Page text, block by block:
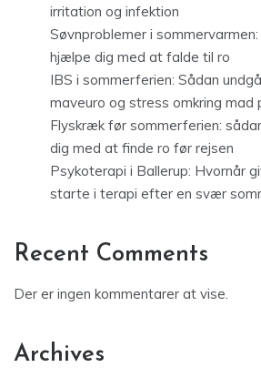
irritation og infektion
Søvnproblemer i
hjælpe dig med at falde til ro
IBS i sommerferien: Sådan
maveuro og stress omkring mad
Flyskræk før sommerferien:
dig med at finde ro før rejsen
Psykoterapi i Ballerup: Hvornår
starte i terapi efter en svær
Recent Comments
Der er ingen kommentarer at vise.
Archives